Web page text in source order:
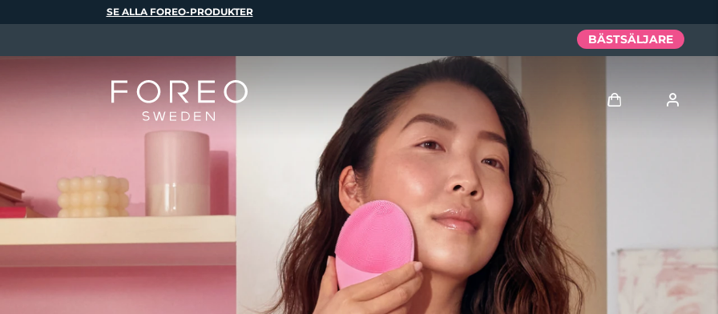
SE ALLA FOREO-PRODUKTER
BÄSTSÄLJARE
Mina beställningar
Mina adresser